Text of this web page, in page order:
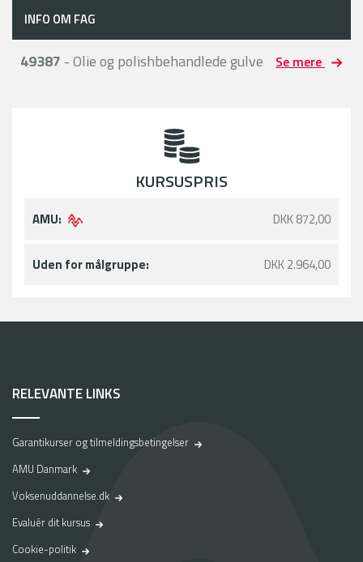
INFO OM FAG
49387 - Olie og polishbehandlede gulve Se mere
KURSUSPRIS
AMU: DKK 872,00
Uden for målgruppe: DKK 2.964,00
RELEVANTE LINKS
Garantikurser og tilmeldingsbetingelser
AMU Danmark
Voksenuddannelse.dk
Evaluér dit kursus
Cookie-politik